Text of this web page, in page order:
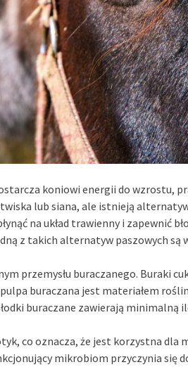
koniowi energii do wzrostu,
lub siana, ale istnieją
na układ trawienny i zapewnić
z takich alternatyw paszowych są
przemysłu buraczanego. Buraki
buraczana jest materiałem
buraczane zawierają minimalną
co oznacza, że jest korzystna
mikrobiom przyczynia się